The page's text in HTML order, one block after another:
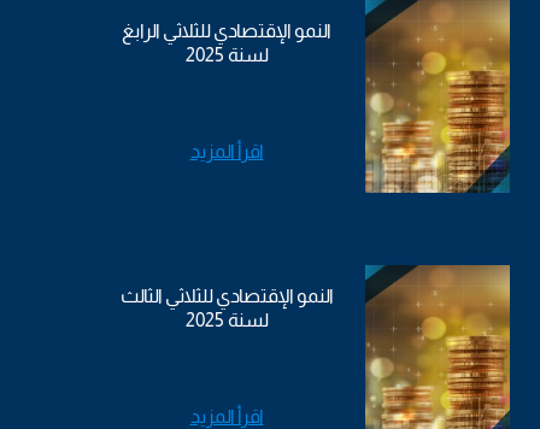
النمو الإقتصادي للثلاثي الرابغ
لسنة 2025
اقرأ المزيد
النمو الإقتصادي للثلاثي الثالث
لسنة 2025
اقرأ المزيد